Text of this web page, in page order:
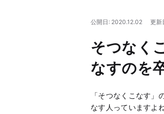
公開日: 2020.12.02 更新
そつなく
なすのを
「そつなくこなす
なす人っていますよ